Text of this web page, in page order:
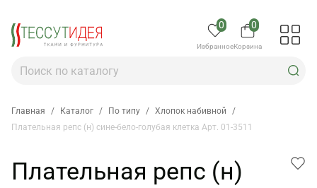
0
Избранное
0
Корзина
Главная / Каталог / По типу / Хлопок набивной
/
Плательная репс (н) сине-бело-голубая клетка Арт. 01-3511
Плательная репс (н)